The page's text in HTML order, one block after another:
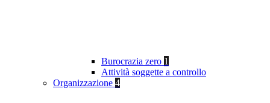
Burocrazia zero 1
Attività soggette a controllo
Organizzazione 4